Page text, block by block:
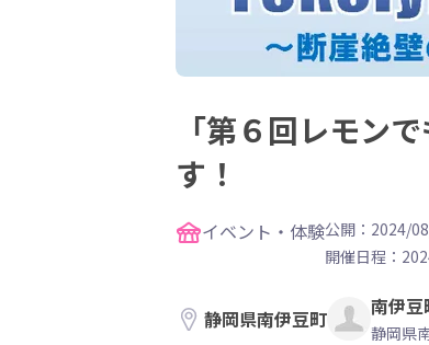
「第６回レモン
す！
イベント・体験公開：2024/
開催日程：
静岡県南伊豆町 南伊豆
静岡県